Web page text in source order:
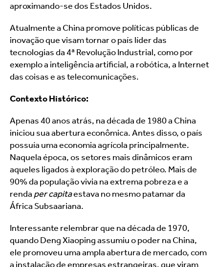
aproximando-se dos Estados Unidos.
Atualmente a China promove políticas públicas de
inovação que visam tornar o país líder das
tecnologias da 4ª Revolução Industrial, como por
exemplo a inteligência artificial, a robótica, a Internet
das coisas e as telecomunicações.
Contexto Histórico:
Apenas 40 anos atrás, na década de 1980 a China
iniciou sua abertura econômica. Antes disso, o país
possuía uma economia agrícola principalmente.
Naquela época, os setores mais dinâmicos eram
aqueles ligados à exploração do petróleo. Mais de
90% da população vivia na extrema pobreza e a
renda per capita estava no mesmo patamar da
África Subsaariana.
Interessante relembrar que na década de 1970,
quando Deng Xiaoping assumiu o poder na China,
ele promoveu uma ampla abertura de mercado, com
a instalação de empresas estrangeiras, que viram